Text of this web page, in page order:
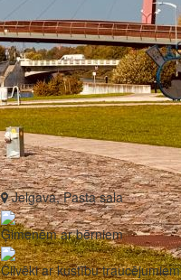
Jelgava, Pasta sala
Ģimenēm ar bērniem
Cilvēki ar kustību traucējumiem